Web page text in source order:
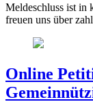
Meldeschluss ist in
freuen uns über
Online